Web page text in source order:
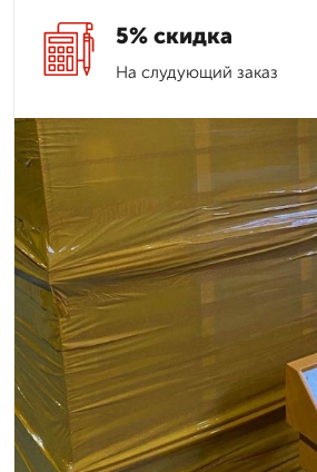
5% скидка
На слудующий заказ